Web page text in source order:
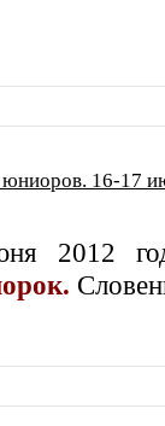
16-17
2012